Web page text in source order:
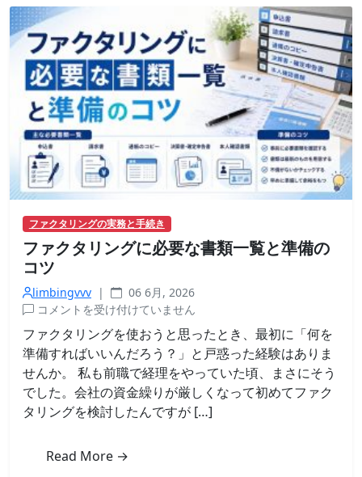
タ
リ
ン
グ
｜
燃
料
費
の
支
払
い
に
追
わ
れ
る
前
に
は
ファクタリングの実務と手続き
ファクタリングに必要な書類一覧と準備の
コツ
limbingvvv |
06 6月, 2026
フ
ク
タ
リ
ン
グ
要
コメントを受け付けていません
ファクタリングを使おうと思ったとき、最初に「何を
準備すればいいんだろう？」と戸惑った経験はありま
せんか。 私も前職で経理をやっていた頃、まさにそう
でした。会社の資金繰りが厳しくなって初めてファク
タリングを検討したんですが […]
Read More →